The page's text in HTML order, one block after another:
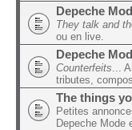
Depeche
They talk and
ou en live.
Depeche
Counterfeits ...
tributes,
The things
Petites
Depeche Mode